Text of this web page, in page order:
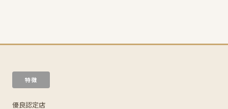
特徴
優良認定店